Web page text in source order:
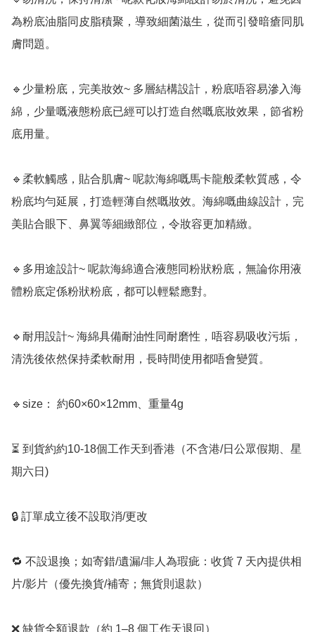
為粉底油脂同皮脂積聚，導致細菌滋生，從而引發暗瘡同肌
膚問題。
🔹少量粉底，完美妝效~ 多層結構設計，粉底唔容易滲入海
綿，少量嘅液態粉底已經可以打造自然嘅底妝效果，節省粉
底用量。
🔹柔軟觸感，貼合肌膚~ 呢款海綿嘅馬卡龍般柔軟質感，令
粉底均勻延展，打造輕薄自然嘅妝效。海綿嘅曲線設計，完
美貼合眼下、鼻翼等細緻部位，令妝容更加精緻。
🔹多用途設計~ 呢款海綿適合液態同粉狀粉底，無論你用液
體粉底定係粉狀粉底，都可以輕鬆應對。
🔹耐用設計~ 海綿具備耐油性同耐磨性，唔容易吸收污垢，
清洗後依然保持柔軟耐用，長時間使用都唔會變質。
🔹﻿size： 約60×60×12mm、重量4g
⏳ 到貨約約10-18個工作天到香港（不含港/日公眾假期、星
期六日)
🔒 訂單成立後不設取消/更改
🔁 不設退換；如寄錯/遺漏/非人為瑕疵：收貨 7 天內提供相
片/影片（優先換貨/補寄；無貨則退款）
❌ 缺貨全額退款（約 1–8 個工作天退回）